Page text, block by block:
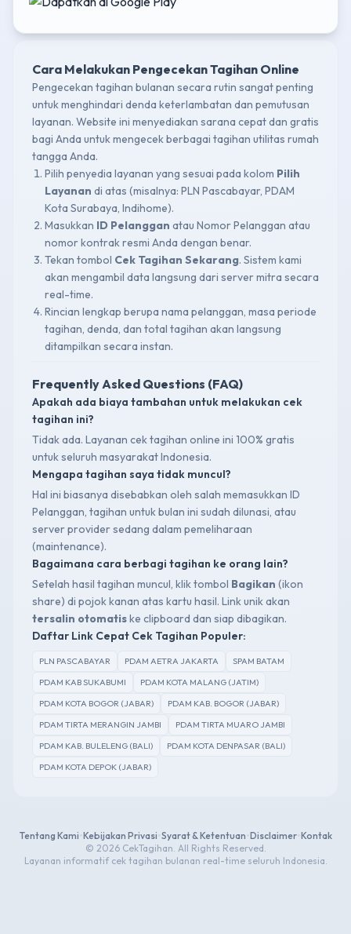
Cara Melakukan Pengecekan Tagihan Online
Pengecekan tagihan bulanan secara rutin sangat penting
untuk menghindari denda keterlambatan dan pemutusan
layanan. Website ini menyediakan sarana cepat dan gratis
bagi Anda untuk mengecek berbagai tagihan utilitas rumah
tangga Anda.
Pilih penyedia layanan yang sesuai pada kolom Pilih
Layanan di atas (misalnya: PLN Pascabayar, PDAM
Kota Surabaya, Indihome).
Masukkan ID Pelanggan atau Nomor Pelanggan atau
nomor kontrak resmi Anda dengan benar.
Tekan tombol Cek Tagihan Sekarang. Sistem kami
akan mengambil data langsung dari server mitra secara
real-time.
Rincian lengkap berupa nama pelanggan, masa periode
tagihan, denda, dan total tagihan akan langsung
ditampilkan secara instan.
Frequently Asked Questions (FAQ)
Apakah ada biaya tambahan untuk melakukan cek
tagihan ini?
Tidak ada. Layanan cek tagihan online ini 100% gratis
untuk seluruh masyarakat Indonesia.
Mengapa tagihan saya tidak muncul?
Hal ini biasanya disebabkan oleh salah memasukkan ID
Pelanggan, tagihan untuk bulan ini sudah dilunasi, atau
server provider sedang dalam pemeliharaan
(maintenance).
Bagaimana cara berbagi tagihan ke orang lain?
Setelah hasil tagihan muncul, klik tombol Bagikan (ikon
share) di pojok kanan atas kartu hasil. Link unik akan
tersalin otomatiske clipboard dan siap dibagikan.
Daftar Link Cepat Cek Tagihan Populer:
PLN PASCABAYAR PDAM AETRA JAKARTA
SPAM BATAM
PDAM KAB SUKABUMI
PDAM KOTA MALANG (JATIM)
PDAM KOTA BOGOR (JABAR)
PDAM KAB. BOGOR (JABAR)
PDAM TIRTA MERANGIN JAMBI
PDAM TIRTA MUARO JAMBI
PDAM KAB. BULELENG (BALI)
PDAM KOTA DENPASAR (BALI)
PDAM KOTA DEPOK (JABAR)
Tentang Kami •Kebijakan Privasi •Syarat & Ketentuan •Disclaimer•Kontak
© 2026 CekTagihan. All Rights Reserved.
Layanan informatif cek tagihan bulanan real-time seluruh Indonesia.